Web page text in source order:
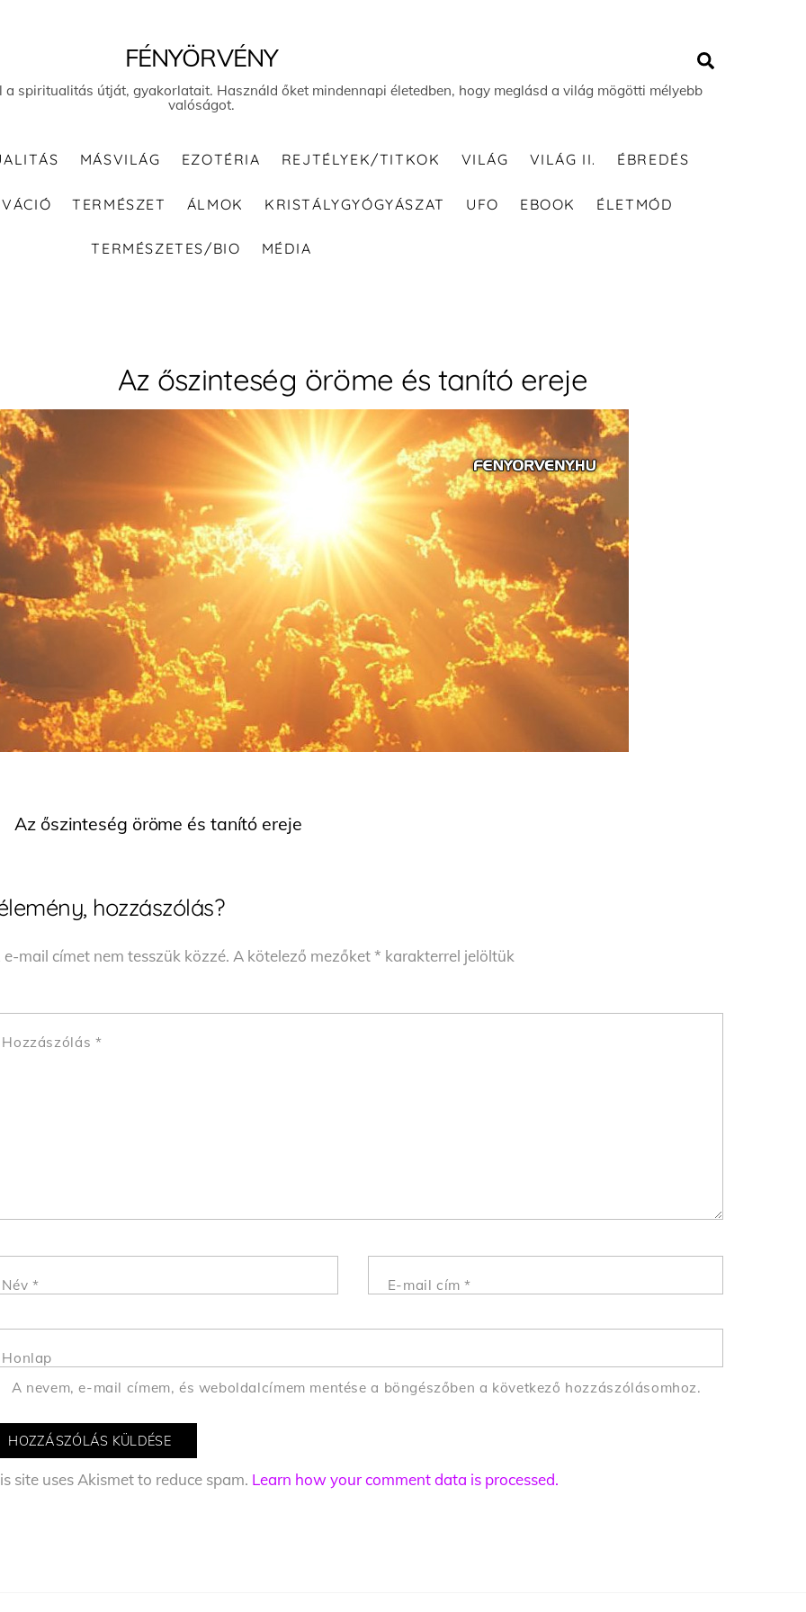
FÉNYÖRVÉNY
a spiritualitás útját, gyakorlatait. Használd őket mindennapi életedben, hogy meglásd a világ mögötti mélyebb
valóságot.
MÁSVILÁG EZOTÉRIA REJTÉLYEK/TITKOK VILÁG VILÁG II. ÉBREDÉS
TERMÉSZET ÁLMOK KRISTÁLYGYÓGYÁSZAT UFO EBOOK ÉLETMÓD
TERMÉSZETES/BIO MÉDIA
Az őszinteség öröme és tanító ereje
Az őszinteség öröme és tanító ereje
hozzászólás?
e-mail címet nem tesszük közzé. A kötelező mezőket* karakterrel jelöltük
Hozzászólás *
Név * E-mail cím*
Honlap
A nevem, e-mail címem, és weboldalcímem mentése a böngészőben a következő hozzászólásomhoz.
site uses Akismet to reduce spam. Learn how your comment data is processed.